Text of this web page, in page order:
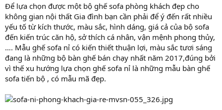
Để lựa chọn được một bộ ghế sofa phòng khách đẹp cho
không gian nội thất Gia đình bạn cần phải để ý đến rất nhiều
yếu tố từ kích thước, màu sắc, hình dáng, giá cả của bộ sofa
đến kiến trúc căn hộ, sở thích cá nhân, vận mệnh phong thủy,
…. Mẫu ghế sofa nỉ có kiến thiết thuận lợi, màu sắc tươi sáng
đang là những bộ bàn ghế bán chạy nhất năm 2017,đúng bởi
vì thế xu hướng lựa chọn ghế sofa nỉ là những mẫu bàn ghế
sofa tiến bộ , có mẫu mã đẹp.